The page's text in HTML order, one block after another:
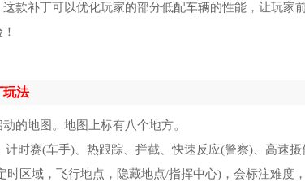
款补丁可以优化玩家的部分低配车辆的性能，让玩家
玩法
的地图。地图上标有八个地方。
时赛(车手)、热跟踪、拦截、快速反应(警察)、高速摄
区域，飞行地点，隐藏地点/指挥中心)，会标注难度
3 圣安地列斯热咖啡补丁 9189 13 寒
16